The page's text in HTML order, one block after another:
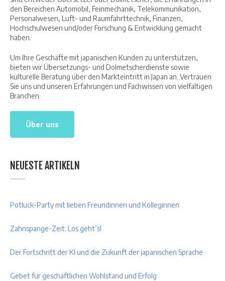
den Bereichen Automobil, Feinmechanik, Telekommunikation,
Personalwesen, Luft- und Raumfahrttechnik, Finanzen,
Hochschulwesen und/oder Forschung & Entwicklung gemacht
haben.
Um Ihre Geschäfte mit japanischen Kunden zu unterstützen,
bieten wir Übersetzungs- und Dolmetscherdienste sowie
kulturelle Beratung über den Markteintritt in Japan an. Vertrauen
Sie uns und unseren Erfahrungen und Fachwissen von vielfältigen
Branchen.
Über uns
NEUESTE ARTIKELN
Potluck-Party mit lieben Freundinnen und Kolleginnen
Zahnspange-Zeit: Los geht’s!
Der Fortschritt der KI und die Zukunft der japanischen Sprache
Gebet für geschäftlichen Wohlstand und Erfolg